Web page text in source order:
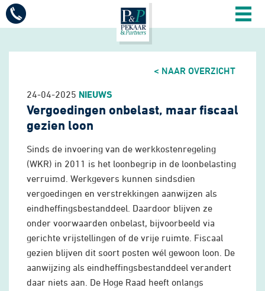
< NAAR OVERZICHT
24-04-2025 NIEUWS
Vergoedingen onbelast, maar fiscaal
gezien loon
Sinds de invoering van de werkkostenregeling
(WKR) in 2011 is het loonbegrip in de loonbelasting
verruimd. Werkgevers kunnen sindsdien
vergoedingen en verstrekkingen aanwijzen als
eindheffingsbestanddeel. Daardoor blijven ze
onder voorwaarden onbelast, bijvoorbeeld via
gerichte vrijstellingen of de vrije ruimte. Fiscaal
gezien blijven dit soort posten wél gewoon loon. De
aanwijzing als eindheffingsbestanddeel verandert
daar niets aan. De Hoge Raad heeft onlangs
Mobiel
Sectoren
Over ons
Actueel
Contact